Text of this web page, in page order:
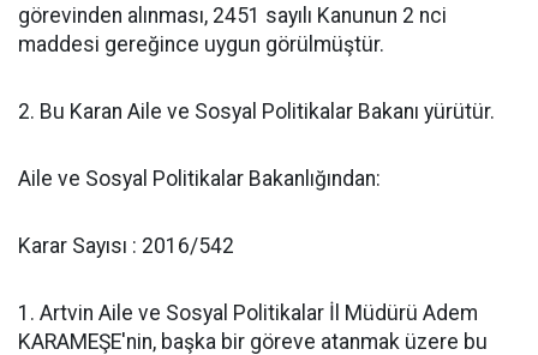
görevinden alınması, 2451 sayılı Kanunun 2 nci
maddesi gereğince uygun görülmüştür.
2. Bu Karan Aile ve Sosyal Politikalar Bakanı yürütür.
Aile ve Sosyal Politikalar Bakanlığından:
Karar Sayısı : 2016/542
1. Artvin Aile ve Sosyal Politikalar İl Müdürü Adem
KARAMEŞE'nin, başka bir göreve atanmak üzere bu